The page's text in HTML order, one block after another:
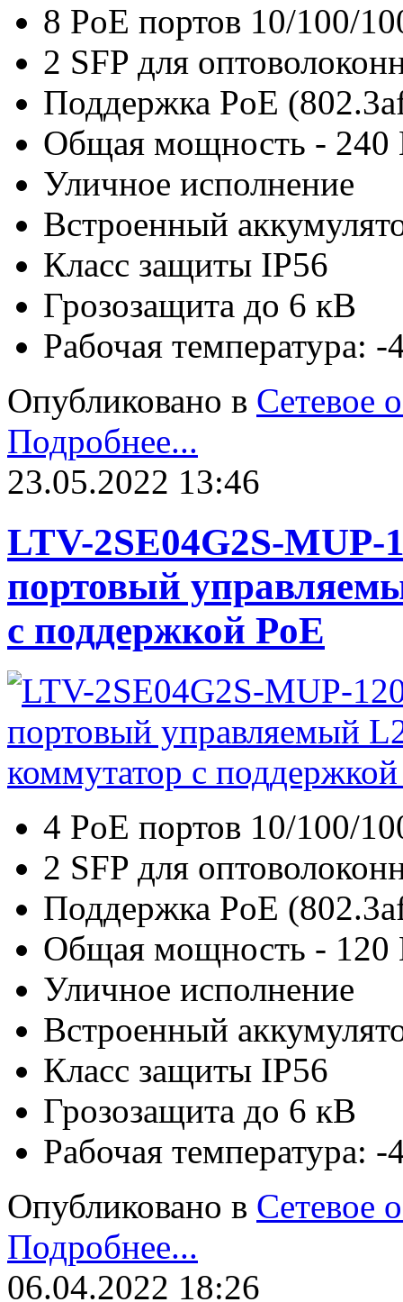
8 PoE портов 10/100/
2 SFP для
Поддержка PoE
Общая мощность - 240
Уличное исполнение
Встроенный
Класс защиты IP56
Грозозащита до 6 кВ
Рабочая температура:
Опубликовано в Сетевое
Подробнее...
23.05.2022 13:46
LTV-2SE04G2S-
портовый
с поддержкой PoE
4 PoE портов 10/100/
2 SFP для
Поддержка PoE
Общая мощность - 120
Уличное исполнение
Встроенный
Класс защиты IP56
Грозозащита до 6 кВ
Рабочая температура:
Опубликовано в Сетевое
Подробнее...
06.04.2022 18:26